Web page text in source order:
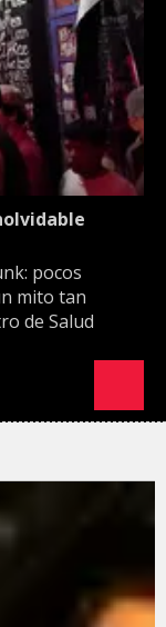
pocos
mito tan
de Salud